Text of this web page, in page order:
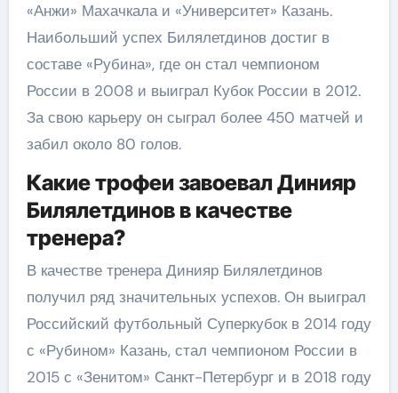
«Анжи» Махачкала и «Университет» Казань.
Наибольший успех Билялетдинов достиг в
составе «Рубина», где он стал чемпионом
России в 2008 и выиграл Кубок России в 2012.
За свою карьеру он сыграл более 450 матчей и
забил около 80 голов.
Какие трофеи завоевал Динияр
Билялетдинов в качестве
тренера?
В качестве тренера Динияр Билялетдинов
получил ряд значительных успехов. Он выиграл
Российский футбольный Суперкубок в 2014 году
с «Рубином» Казань, стал чемпионом России в
2015 с «Зенитом» Санкт-Петербург и в 2018 году